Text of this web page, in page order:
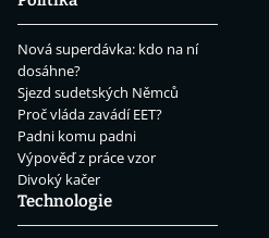
Nová superdávka: kdo na ní
dosáhne?
Sjezd sudetských Němců
Proč vláda zavádí EET?
Padni komu padni
Výpověď z práce vzor
Divoký kačer
Technologie